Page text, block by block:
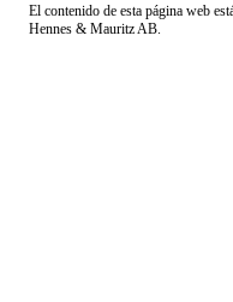
El contenido de esta página web
Hennes & Mauritz AB.